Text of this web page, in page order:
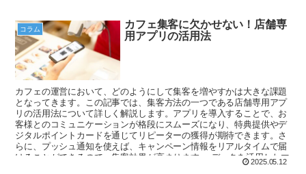
コラム
カフェ集客に欠かせない！店舗専
用アプリの活用法
カフェの運営において、どのようにして集客を増やすかは大きな課題
となってきます。この記事では、集客方法の一つである店舗専用アプ
リの活用法について詳しく解説します。アプリを導入することで、お
客様とのコミュニケーションが格段にスムーズになり、特典提供やデ
ジタルポイントカードを通じてリピーターの獲得が期待できます。さ
らに、プッシュ通知を使えば、キャンペーン情報をリアルタイムで届
けることができるので、集客効果が高まります。 データを活用したマ
ーケティングも可能となり、効率的にお客様のニーズに応えることが
2025.05.12